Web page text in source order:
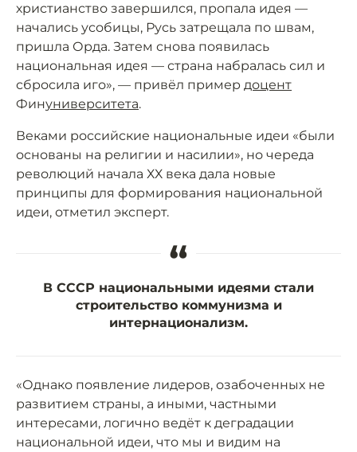
христианство завершился, пропала идея —
начались усобицы, Русь затрещала по швам,
пришла Орда. Затем снова появилась
национальная идея — страна набралась сил и
сбросила иго», — привёл пример доцент
Финуниверситета.
Веками российские национальные идеи «были
основаны на религии и насилии», но череда
революций начала ХХ века дала новые
принципы для формирования национальной
идеи, отметил эксперт.
“
В СССР национальными идеями стали
строительство коммунизма и
интернационализм.
«Однако появление лидеров, озабоченных не
развитием страны, а иными, частными
интересами, логично ведёт к деградации
национальной идеи, что мы и видим на